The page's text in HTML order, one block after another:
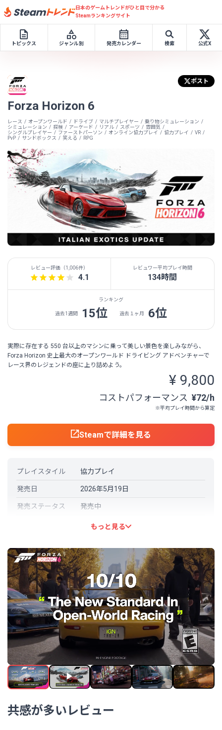
日本のゲームトレンドがひと目で分かる
Steamランキングサイト
トピックス ジャンル別 発売カレンダー 検索 公式X
Forza Horizon 6
ポスト
レース オープンワールド ドライブ マルチプレイヤー
乗り物シミュレーション
シミュレーション
探検 アーケード リアル スポーツ
雰囲気
シングルプレイヤー
ファーストパーソン オンライン協力プレイ 協力プレイ
VR
PvP
サンドボックス 笑える RPG
レビュー評価（1,006件）
4.1
レビュワー平均プレイ時間
134時間
ランキング
過去1週間 15位 過去１ヶ月 6位
実際に存在する 550 台以上のマシンに乗って美しい景色を楽しみながら、
Forza Horizon 史上最大のオープンワールド ドライビング アドベンチャーで
レース界のレジェンドの座に上り詰めよう。
¥ 9,800
コストパフォーマンス ¥72/h
※平均プレイ時間から算定
Steamで詳細を見る
プレイスタイル 協力プレイ
発売日 2026年5月19日
発売ステータス 発売中
Playground Games
言語対応
日本語: 対応
その他の言語
英語 (フル音声対応)
中国語（簡体字） (フル音声対応)
中国語（繁体字） (フル音声対応)
フランス語
イタリア語 (フル音声対応)
ドイツ語 (フル音声対応)
スペイン語 - スペイン (フル音声対応)
デンマーク語
ギリシャ語
ハンガリー語
韓国語 (フル音声対応)
ノルウェー語
応)
ポルトガル語－ポルトガル
もっと見る
共感が多いレビュー